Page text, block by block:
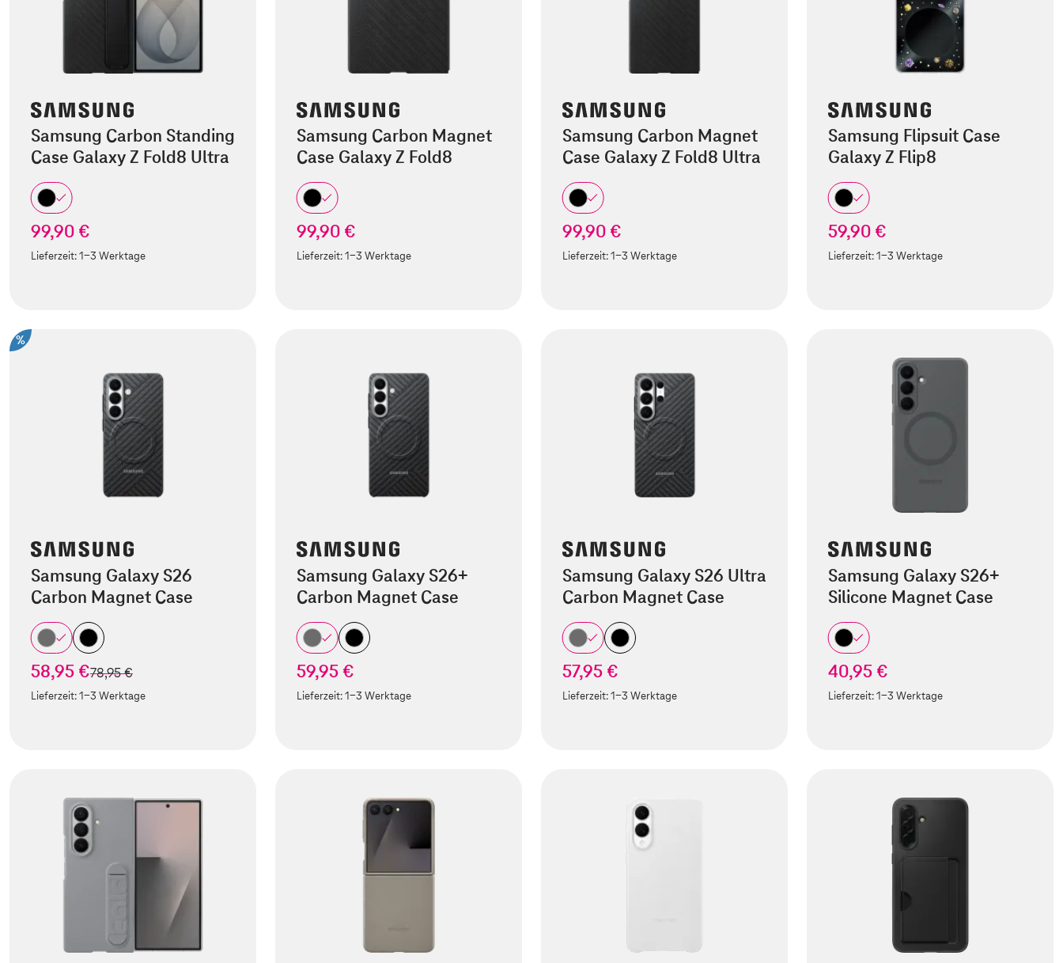
Samsung Carbon Standing
Case Galaxy Z Fold8 Ultra
99,90 €
Lieferzeit:1-3 Werktage
Samsung Carbon Magnet
Case Galaxy Z Fold8
99,90 €
Lieferzeit:1-3 Werktage
Samsung Carbon Magnet
Case Galaxy Z Fold8 Ultra
99,90 €
Lieferzeit:1-3 Werktage
Samsung Flipsuit Case
Galaxy Z Flip8
59,90 €
Lieferzeit:1-3 Werktage
%
Samsung Galaxy S26
Carbon Magnet Case
58,95 €statt
78,95 €
Lieferzeit:1-3 Werktage
Samsung Galaxy S26+
Carbon Magnet Case
59,95 €
Lieferzeit:1-3 Werktage
Samsung Galaxy S26 Ultra
Carbon Magnet Case
57,95 €
Lieferzeit:1-3 Werktage
Samsung Galaxy S26+
Silicone Magnet Case
40,95 €
Lieferzeit:1-3 Werktage